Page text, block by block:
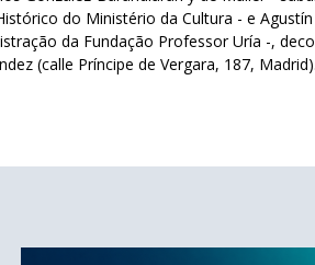
do Ministério da Cultura - e
da Fundação Professor Uría -,
(calle Príncipe de Vergara, 187, Madrid).